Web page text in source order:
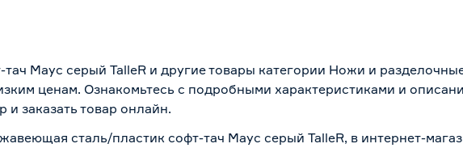
Маус серый TalleR и другие товары категории Ножи и
ценам. Ознакомьтесь с подробными характеристиками и
заказать товар онлайн.
сталь/пластик софт-тач Маус серый TalleR, в интернет-